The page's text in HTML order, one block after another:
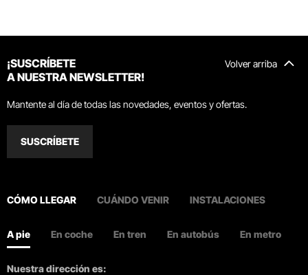
Volver arriba
¡SUSCRÍBETE
A NUESTRA NEWSLETTER!
Mantente al día de todas las novedades, eventos y ofertas.
SUSCRÍBETE
CÓMO LLEGAR CUÁNDO VENIR INSTALACIONES
A pie En coche En tren En autobús En metro
Nuestra dirección es: